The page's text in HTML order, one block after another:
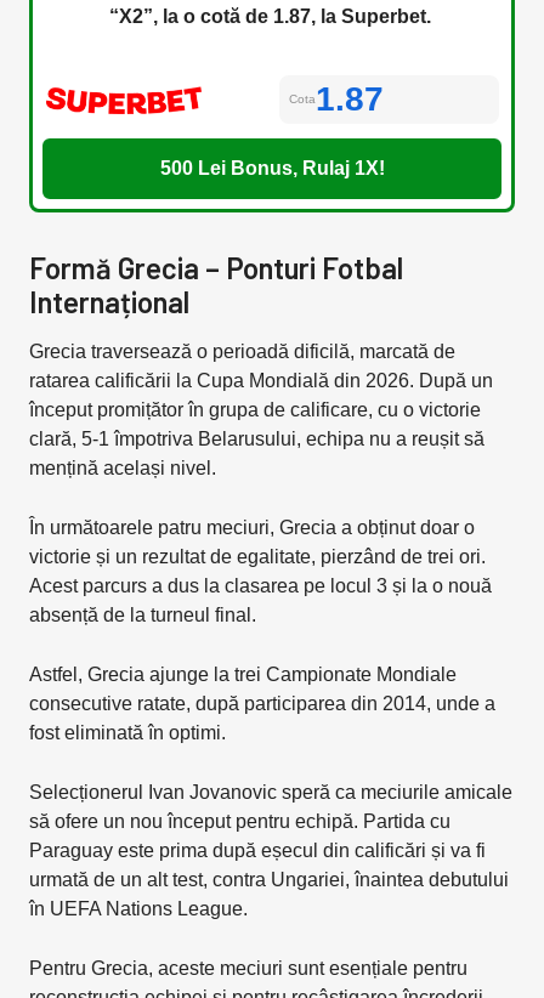
“X2”, la o cotă de 1.87, la Superbet.
Cota1.87
500 Lei Bonus, Rulaj 1X!
Formă Grecia – Ponturi Fotbal
Internațional
Grecia traversează o perioadă dificilă, marcată de
ratarea calificării la Cupa Mondială din 2026. După un
început promițător în grupa de calificare, cu o victorie
clară, 5-1 împotriva Belarusului, echipa nu a reușit să
mențină același nivel.
În următoarele patru meciuri, Grecia a obținut doar o
victorie și un rezultat de egalitate, pierzând de trei ori.
Acest parcurs a dus la clasarea pe locul 3 și la o nouă
absență de la turneul final.
Astfel, Grecia ajunge la trei Campionate Mondiale
consecutive ratate, după participarea din 2014, unde a
fost eliminată în optimi.
Selecționerul Ivan Jovanovic speră ca meciurile amicale
să ofere un nou început pentru echipă. Partida cu
Paraguay este prima după eșecul din calificări și va fi
urmată de un alt test, contra Ungariei, înaintea debutului
în UEFA Nations League.
Pentru Grecia, aceste meciuri sunt esențiale pentru